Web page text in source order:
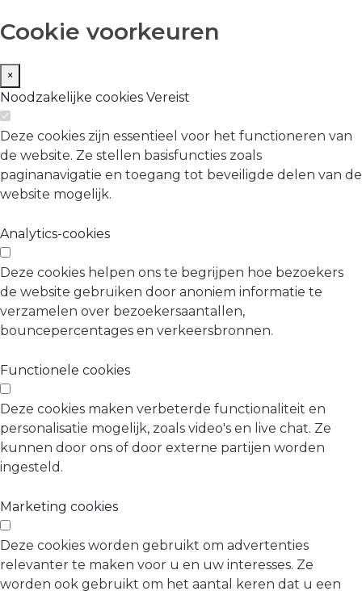
Cookie voorkeuren
×
Noodzakelijke cookies Vereist
Deze cookies zijn essentieel voor het functioneren van
de website. Ze stellen basisfuncties zoals
paginanavigatie en toegang tot beveiligde delen van de
website mogelijk.
Analytics-cookies
Deze cookies helpen ons te begrijpen hoe bezoekers
de website gebruiken door anoniem informatie te
verzamelen over bezoekersaantallen,
bouncepercentages en verkeersbronnen.
Functionele cookies
Deze cookies maken verbeterde functionaliteit en
personalisatie mogelijk, zoals video's en live chat. Ze
kunnen door ons of door externe partijen worden
ingesteld.
Marketing cookies
Deze cookies worden gebruikt om advertenties
relevanter te maken voor u en uw interesses. Ze
worden ook gebruikt om het aantal keren dat u een